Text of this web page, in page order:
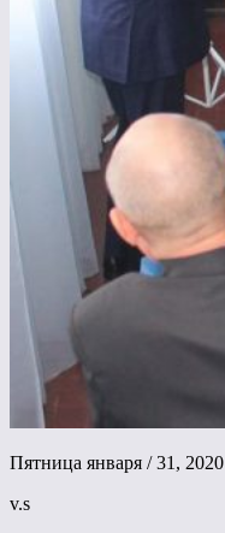
Пятница января / 31, 2020
v.s